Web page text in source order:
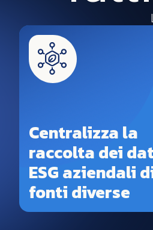
Centralizza la
raccolta dei
ESG aziendali
fonti diverse